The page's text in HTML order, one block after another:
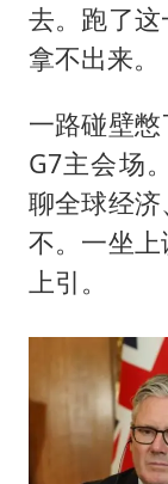
去。跑了
拿不出来。
一路碰壁
G7主会场
聊全球经
不。一坐
上引。